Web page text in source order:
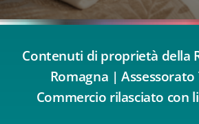
Contenuti di proprietà della
Romagna | Assessorato
Commercio rilasciato con